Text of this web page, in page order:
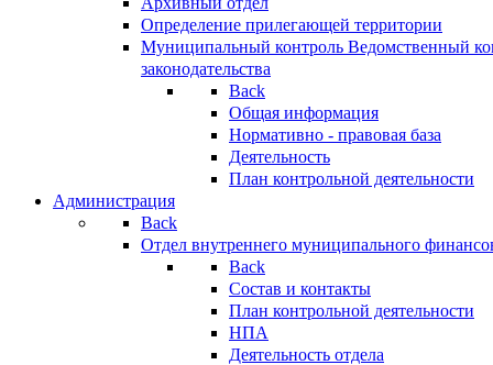
Определение прилегающей территории
Муниципальный контроль Ведомственный
законодательства
Back
Общая информация
Нормативно - правовая база
Деятельность
План контрольной деятельности
Администрация
Back
Отдел внутреннего муниципального
Back
Состав и контакты
План контрольной деятельности
НПА
Деятельность отдела